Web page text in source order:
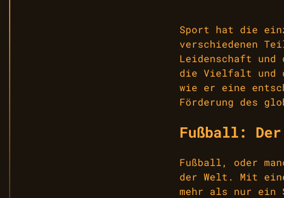
Sport hat die
verschiedenen
Leidenschaft
die Vielfalt und
wie er eine
Förderung des
Fußball:
Fußball, oder
der Welt. Mit
mehr als nur ein